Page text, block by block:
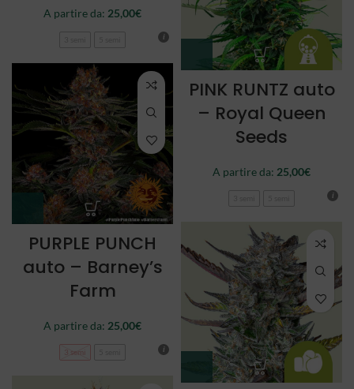
A partire da: 25,00€
PINK RUNTZ auto
– Royal Queen
Seeds
A partire da: 25,00€
PURPLE PUNCH
auto – Barney’s
Farm
A partire da: 25,00€
3 semi